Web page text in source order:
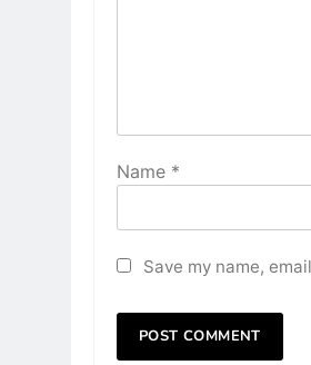
Name *
Save my name,